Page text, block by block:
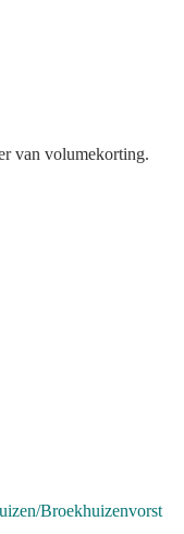
van volumekorting.
Broekhuizenvorst